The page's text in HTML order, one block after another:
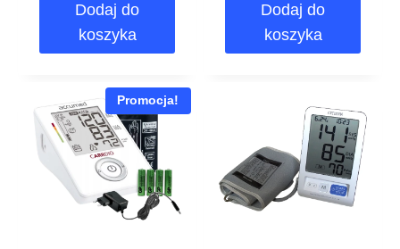
Dodaj do
koszyka
Dodaj do
koszyka
Promocja!